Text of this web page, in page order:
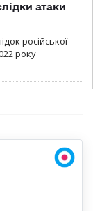
атаки
російської
року